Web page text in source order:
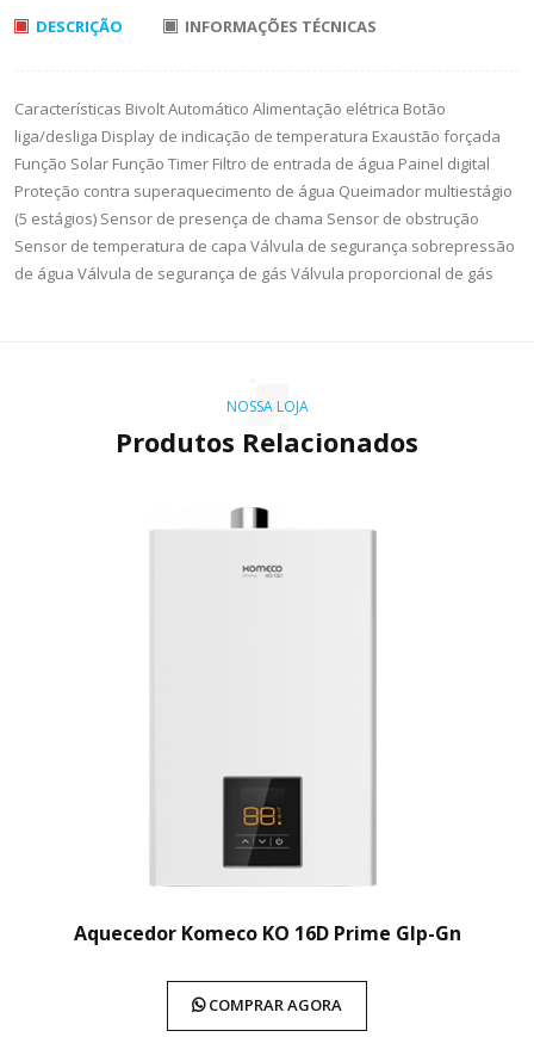
DESCRIÇÃO INFORMAÇÕES TÉCNICAS
Características Bivolt Automático Alimentação elétrica Botão
liga/desliga Display de indicação de temperatura Exaustão forçada
Função Solar Função Timer Filtro de entrada de água Painel digital
Proteção contra superaquecimento de água Queimador multiestágio
(5 estágios) Sensor de presença de chama Sensor de obstrução
Sensor de temperatura de capa Válvula de segurança sobrepressão
de água Válvula de segurança de gás Válvula proporcional de gás
NOSSA LOJA
Produtos Relacionados
Aquecedor Komeco KO 16D Prime Glp-Gn
COMPRAR AGORA